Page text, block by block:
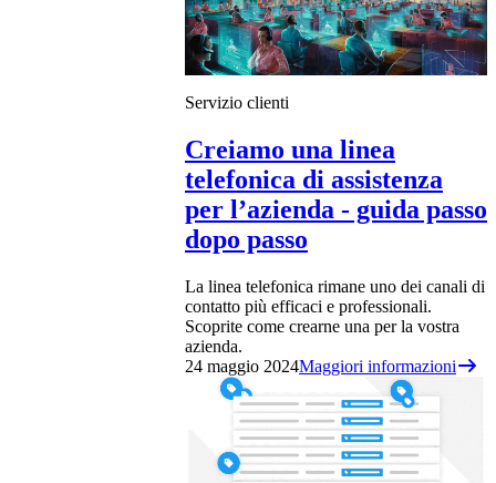
Servizio clienti
Creiamo una linea
telefonica di assistenza
per l’azienda - guida passo
dopo passo
La linea telefonica rimane uno dei canali di
contatto più efficaci e professionali.
Scoprite come crearne una per la vostra
azienda.
24 maggio 2024Maggiori informazioni